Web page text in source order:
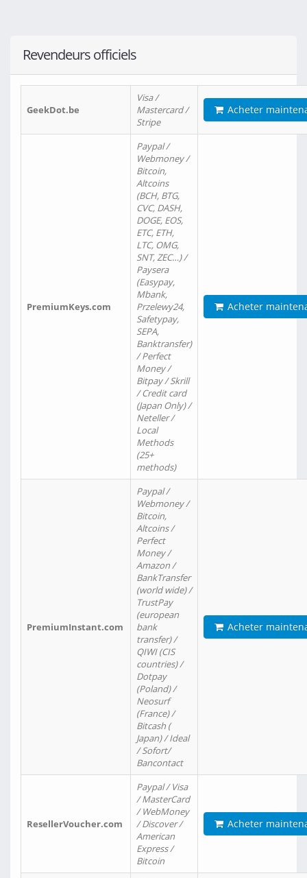
Revendeurs officiels
GeekDot.be
Visa /
Mastercard /
Stripe
Acheter
PremiumKeys.com
Paypal /
Webmoney /
Bitcoin,
Altcoins
(BCH, BTG,
CVC, DASH,
DOGE, EOS,
ETC, ETH,
LTC, OMG,
SNT, ZEC…) /
Paysera
(Easypay,
Mbank,
Przelewy24,
Safetypay,
SEPA,
Banktransfer)
/ Perfect
Money /
Bitpay / Skrill
/ Credit card
(Japan Only) /
Neteller /
Local
Methods
(25+
methods)
Acheter
PremiumInstant.com
Paypal /
Webmoney /
Bitcoin,
Altcoins /
Perfect
Money /
Amazon /
BankTransfer
(world wide) /
TrustPay
(european
bank
transfer) /
QIWI (CIS
countries) /
Dotpay
(Poland) /
Neosurf
(France) /
Bitcash (
Japan) / Ideal
/ Sofort/
Bancontact
Acheter
ResellerVoucher.com
Paypal / Visa
/ MasterCard
/ WebMoney
/ Discover /
American
Express /
Bitcoin
Acheter